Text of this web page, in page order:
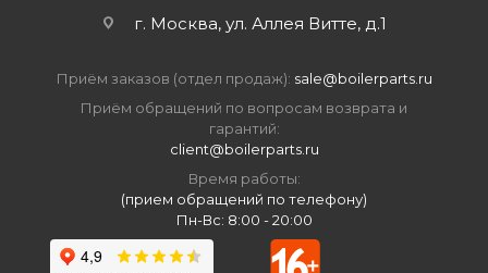
г. Москва, ул. Аллея Витте, д.1
Приём заказов (отдел продаж): sale@boilerparts.ru
Приём обращений по вопросам возврата и
гарантий:
client@boilerparts.ru
Время работы:
(прием обращений по телефону)
Пн-Вс: 8:00 - 20:00